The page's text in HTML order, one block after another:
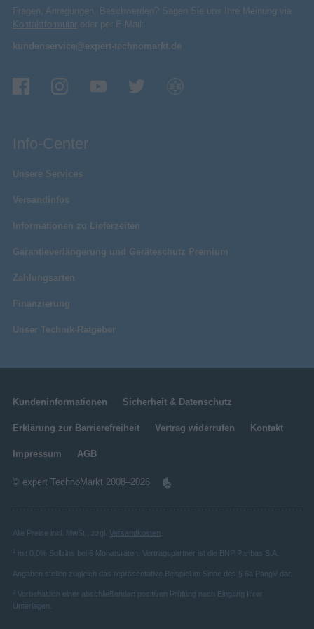
Optischer Zoom
Objektivaufbau
Netzwerk
Bluetooth
Nahfeldkommunikation (NFC)
Speicher
Blende (relative Öffnung)
Blitz-Typ
Akkus/Batterien enthalten
Bildqualität
Geschwindigkeit
Unterstützte Videoformate H.264, MOV
Maximale Video-Auflösung
Fragen, Anregungen, Beschwerden? Sagen Sie uns Ihre Meinung via
Kontaktformular oder per E-Mail:
kundenservice@expert-technomarkt.de
Info-Center
Unsere Services
Versandinfos
Informationen zu Lieferzeiten
Garantieverlängerung und Geräteschutz Premium
Zahlungsarten
Finanzierung
Unser Technik-Ratgeber
Kundeninformationen Sicherheit & Datenschutz
Erklärung zur Barrierefreiheit Vertrag widerrufen Kontakt
Impressum AGB
© expert TechnoMarkt 2008–2026
Alle Preise inkl. MwSt., zzgl. Versandkosten.
mit 0,0% Sollzins bei 6 Monatsraten. Vertragspartner ist die BNP Paribas S.A.
Angaben stellen zugleich das repräsentative Beispiel im Sinne des § 6a PangV dar.
2 Vorbehaltlich einer abschließenden positiven Prüfung nach Eingang Ihrer
Unterlagen.